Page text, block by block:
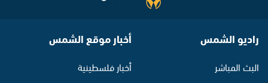
راديو الشمس
البث المباشر
أخبار موقع الشمس
أخبار فلسطينية